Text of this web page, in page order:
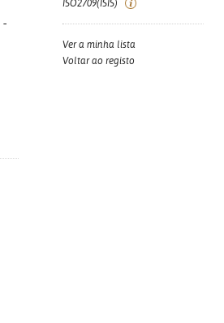
-
ISO2709(ISIS)
Ver a minha lista
Voltar ao registo